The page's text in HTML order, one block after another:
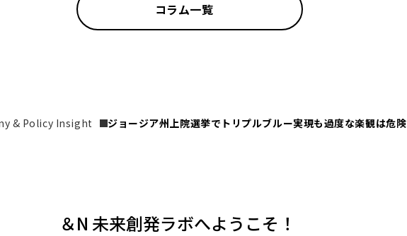
コラム一覧
& Policy Insight ジョージア州上院選挙でトリプルブルー実現も過度な楽観は危険
＆N 未来創発ラボへようこそ！